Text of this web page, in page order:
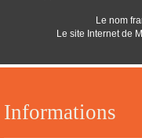
Informations
Le nom
Le site Internet de